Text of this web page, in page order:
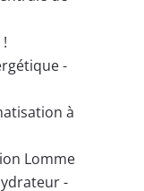
-
à
Lomme
-